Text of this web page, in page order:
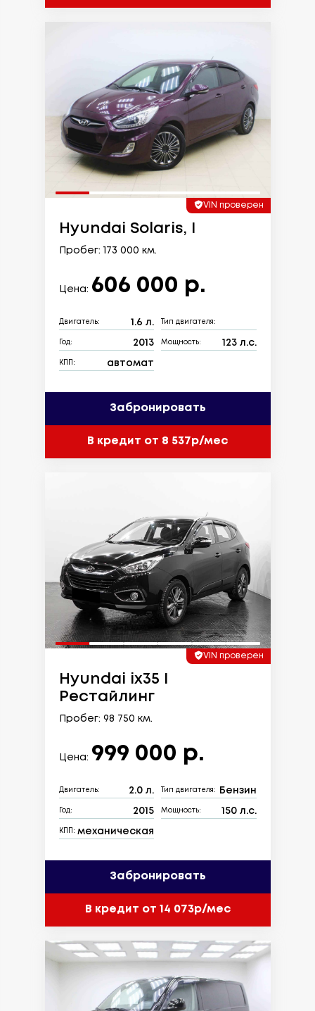
VIN проверен
Hyundai Solaris, I
Пробег: 173 000 км.
Цена: 606 000 р.
Двигатель: 1.6 л. Тип двигателя:
Год: 2013 Мощность: 123 л.с.
КПП: автомат
Забронировать
В кредит от 8 537р/мес
VIN проверен
Hyundai ix35 I
Рестайлинг
Пробег: 98 750 км.
Цена: 999 000 р.
Двигатель: 2.0 л. Тип двигателя: Бензин
Год: 2015 Мощность: 150 л.с.
КПП: механическая
Забронировать
В кредит от 14 073р/мес